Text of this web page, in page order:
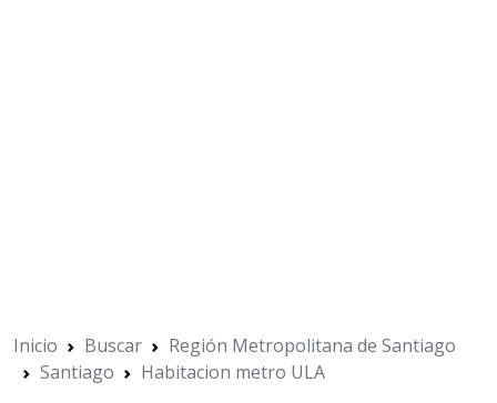
Inicio Buscar
Región Metropolitana de Santiago
Santiago
Habitacion metro ULA